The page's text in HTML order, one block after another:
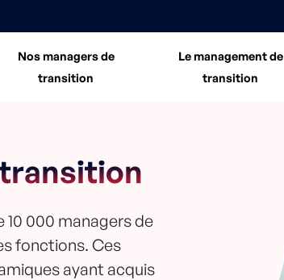
Nos managers de
transition
Le management de
transition
10 000 managers de
fonctions. Ces
ayant acquis